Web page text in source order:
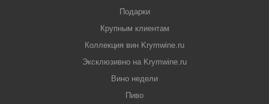
Подарки
Крупным клиентам
Коллекция вин Krymwine.ru
Эксклюзивно на Krymwine.ru
Вино недели
Пиво